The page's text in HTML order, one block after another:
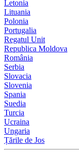
Letonia
Lituania
Polonia
Portugalia
Regatul Unit
Republica Moldova
România
Serbia
Slovacia
Slovenia
Spania
Suedia
Turcia
Ucraina
Ungaria
Țările de Jos